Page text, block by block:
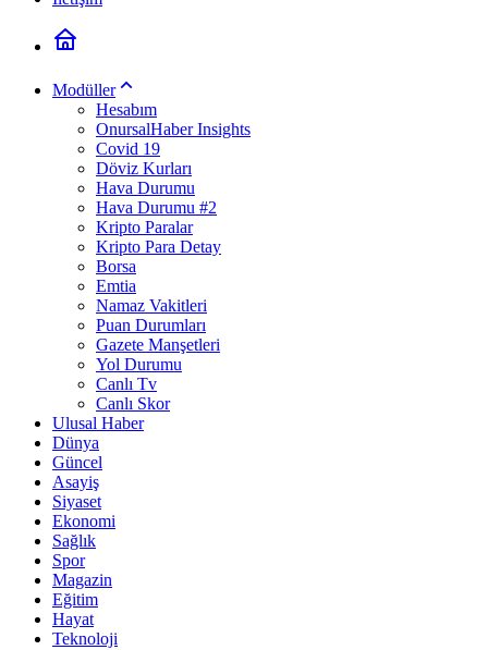
Modüller
Hesabım
OnursalHaber Insights
Covid 19
Döviz Kurları
Hava Durumu
Hava Durumu #2
Kripto Paralar
Kripto Para Detay
Borsa
Emtia
Namaz Vakitleri
Puan Durumları
Gazete Manşetleri
Yol Durumu
Canlı Tv
Canlı Skor
Ulusal Haber
Dünya
Güncel
Asayiş
Siyaset
Ekonomi
Sağlık
Spor
Magazin
Eğitim
Hayat
Teknoloji